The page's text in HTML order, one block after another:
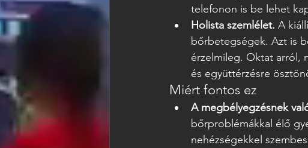
telefonon is be lehet
Holista szemlélet. A
bőrbetegségek. Azt is
érzelmileg. Oktat arról,
és együttérzésre
Miért fontos ez
A megbélyegzésnek
bőrproblémákkal élő
nehézségekkel